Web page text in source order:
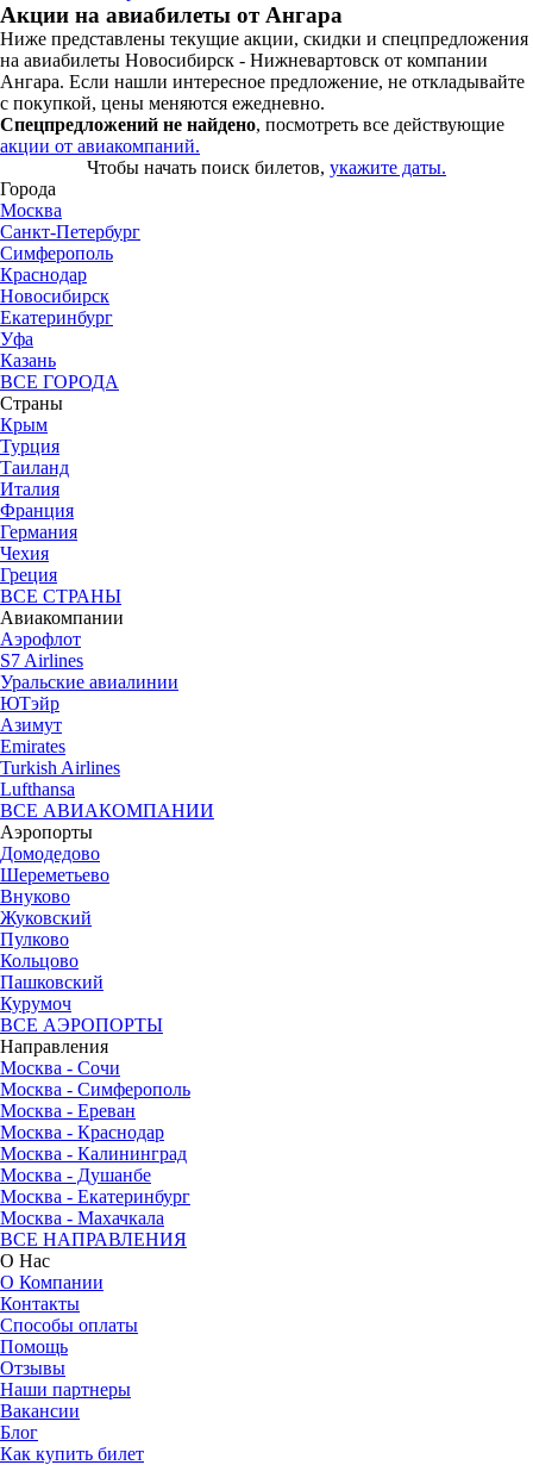
Акции на авиабилеты от Ангара
Ниже представлены текущие акции, скидки и спецпредложения
на авиабилеты Новосибирск - Нижневартовск от компании
Ангара. Если нашли интересное предложение, не откладывайте
с покупкой, цены меняются ежедневно.
Спецпредложений не найдено, посмотреть все действующие
акции от авиакомпаний.
Чтобы начать поиск билетов, укажите даты.
Города
Москва
Санкт-Петербург
Симферополь
Краснодар
Новосибирск
Екатеринбург
Уфа
Казань
ВСЕ ГОРОДА
Страны
Крым
Турция
Таиланд
Италия
Франция
Германия
Чехия
Греция
ВСЕ СТРАНЫ
Авиакомпании
Аэрофлот
S7 Airlines
Уральские авиалинии
ЮТэйр
Азимут
Emirates
Turkish Airlines
Lufthansa
ВСЕ АВИАКОМПАНИИ
Аэропорты
Домодедово
Шереметьево
Внуково
Жуковский
Пулково
Кольцово
Пашковский
Курумоч
ВСЕ АЭРОПОРТЫ
Направления
Москва - Сочи
Москва - Симферополь
Москва - Ереван
Москва - Краснодар
Москва - Калининград
Москва - Душанбе
Москва - Екатеринбург
Москва - Махачкала
ВСЕ НАПРАВЛЕНИЯ
О Нас
О Компании
Контакты
Способы оплаты
Помощь
Отзывы
Наши партнеры
Вакансии
Блог
Как купить билет